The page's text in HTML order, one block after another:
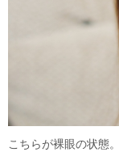
こちらが裸眼の状態